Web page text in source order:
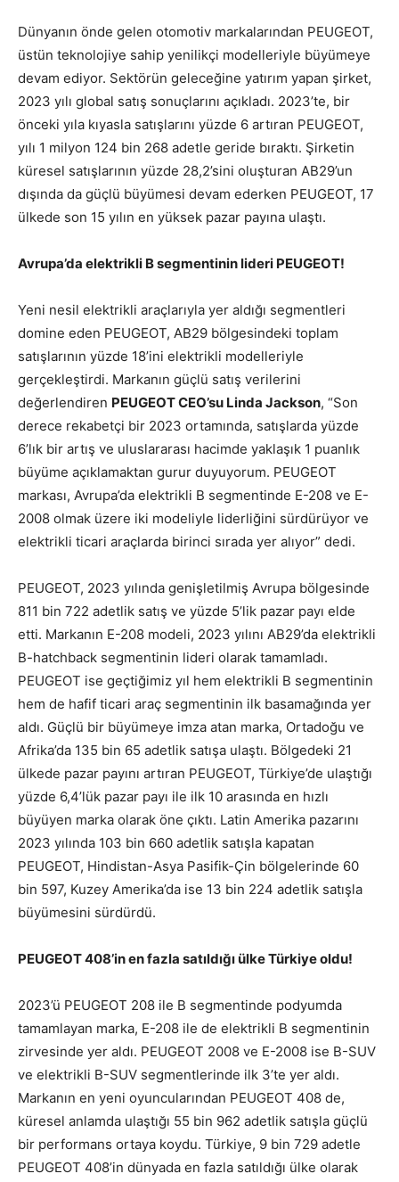
Dünyanın önde gelen otomotiv markalarından PEUGEOT,
üstün teknolojiye sahip yenilikçi modelleriyle büyümeye
devam ediyor. Sektörün geleceğine yatırım yapan şirket,
2023 yılı global satış sonuçlarını açıkladı. 2023’te, bir
önceki yıla kıyasla satışlarını yüzde 6 artıran PEUGEOT,
yılı 1 milyon 124 bin 268 adetle geride bıraktı. Şirketin
küresel satışlarının yüzde 28,2’sini oluşturan AB29’un
dışında da güçlü büyümesi devam ederken PEUGEOT, 17
ülkede son 15 yılın en yüksek pazar payına ulaştı.
Avrupa’da elektrikli B segmentinin lideri PEUGEOT!
Yeni nesil elektrikli araçlarıyla yer aldığı segmentleri
domine eden PEUGEOT, AB29 bölgesindeki toplam
satışlarının yüzde 18’ini elektrikli modelleriyle
gerçekleştirdi. Markanın güçlü satış verilerini
değerlendiren PEUGEOT CEO’su Linda Jackson, “Son
derece rekabetçi bir 2023 ortamında, satışlarda yüzde
6’lık bir artış ve uluslararası hacimde yaklaşık 1 puanlık
büyüme açıklamaktan gurur duyuyorum. PEUGEOT
markası, Avrupa’da elektrikli B segmentinde E-208 ve E-
2008 olmak üzere iki modeliyle liderliğini sürdürüyor ve
elektrikli ticari araçlarda birinci sırada yer alıyor” dedi.
PEUGEOT, 2023 yılında genişletilmiş Avrupa bölgesinde
811 bin 722 adetlik satış ve yüzde 5’lik pazar payı elde
etti. Markanın E-208 modeli, 2023 yılını AB29’da elektrikli
B-hatchback segmentinin lideri olarak tamamladı.
PEUGEOT ise geçtiğimiz yıl hem elektrikli B segmentinin
hem de hafif ticari araç segmentinin ilk basamağında yer
aldı. Güçlü bir büyümeye imza atan marka, Ortadoğu ve
Afrika’da 135 bin 65 adetlik satışa ulaştı. Bölgedeki 21
ülkede pazar payını artıran PEUGEOT, Türkiye’de ulaştığı
yüzde 6,4’lük pazar payı ile ilk 10 arasında en hızlı
büyüyen marka olarak öne çıktı. Latin Amerika pazarını
2023 yılında 103 bin 660 adetlik satışla kapatan
PEUGEOT, Hindistan-Asya Pasifik-Çin bölgelerinde 60
bin 597, Kuzey Amerika’da ise 13 bin 224 adetlik satışla
büyümesini sürdürdü.
PEUGEOT 408’in en fazla satıldığı ülke Türkiye oldu!
2023’ü PEUGEOT 208 ile B segmentinde podyumda
tamamlayan marka, E-208 ile de elektrikli B segmentinin
zirvesinde yer aldı. PEUGEOT 2008 ve E-2008 ise B-SUV
ve elektrikli B-SUV segmentlerinde ilk 3’te yer aldı.
Markanın en yeni oyuncularından PEUGEOT 408 de,
küresel anlamda ulaştığı 55 bin 962 adetlik satışla güçlü
bir performans ortaya koydu. Türkiye, 9 bin 729 adetle
PEUGEOT 408’in dünyada en fazla satıldığı ülke olarak